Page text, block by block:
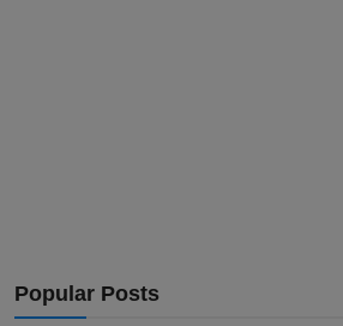
Popular Posts